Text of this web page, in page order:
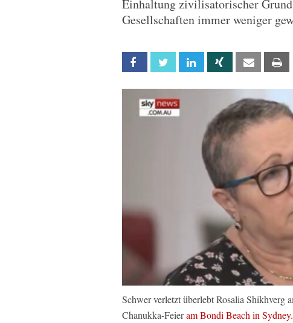
Einhaltung zivilisatorischer
Gesellschaften immer weniger
Facebook Twitter Linkedin Xing Email
Schwer verletzt überlebt Rosalia Shikhverg
Chanukka-Feieram Bondi Beach in Sydney.